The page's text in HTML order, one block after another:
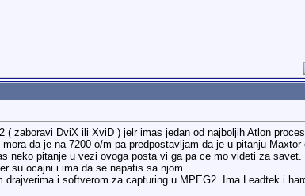
zaboravi DviX ili XviD ) jelr imas jedan od najboljih Atlon
da je na 7200 o/m pa predpostavljam da je u pitanju
neko pitanje u vezi ovoga posta vi ga pa ce mo videti za savet.
su ocajni i ima da se napatis sa njom.
i softverom za capturing u MPEG2. Ima Leadtek i